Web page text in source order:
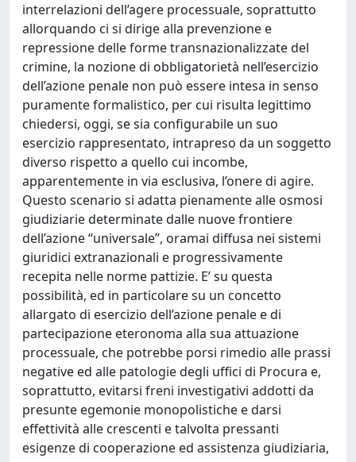
interrelazioni dell’agere processuale, soprattutto
allorquando ci si dirige alla prevenzione e
repressione delle forme transnazionalizzate del
crimine, la nozione di obbligatorietà nell’esercizio
dell’azione penale non può essere intesa in senso
puramente formalistico, per cui risulta legittimo
chiedersi, oggi, se sia configurabile un suo
esercizio rappresentato, intrapreso da un soggetto
diverso rispetto a quello cui incombe,
apparentemente in via esclusiva, l’onere di agire.
Questo scenario si adatta pienamente alle osmosi
giudiziarie determinate dalle nuove frontiere
dell’azione “universale”, oramai diffusa nei sistemi
giuridici extranazionali e progressivamente
recepita nelle norme pattizie. E’ su questa
possibilità, ed in particolare su un concetto
allargato di esercizio dell’azione penale e di
partecipazione eteronoma alla sua attuazione
processuale, che potrebbe porsi rimedio alle prassi
negative ed alle patologie degli uffici di Procura e,
soprattutto, evitarsi freni investigativi addotti da
presunte egemonie monopolistiche e darsi
effettività alle crescenti e talvolta pressanti
esigenze di cooperazione ed assistenza giudiziaria,